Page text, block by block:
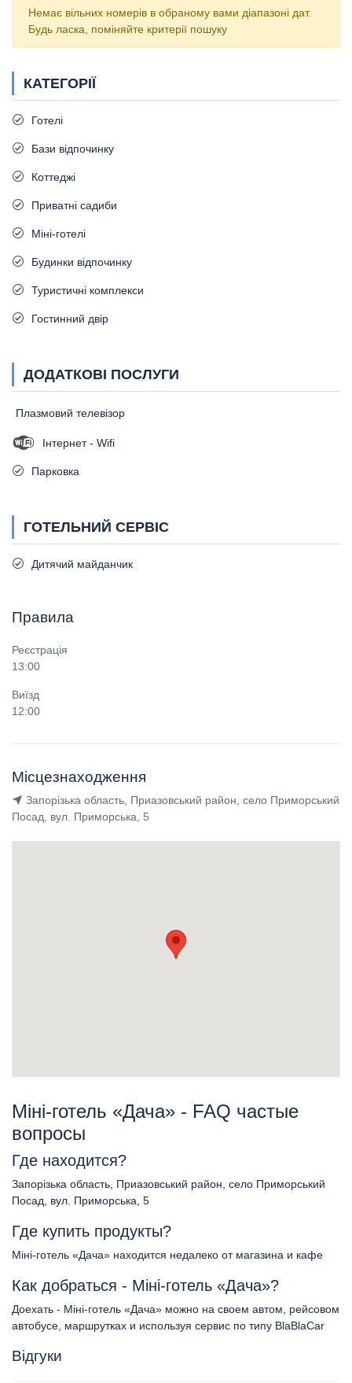
Немає вільних номерів в обраному вами діапазоні дат.
Будь ласка, поміняйте критерії пошуку
КАТЕГОРІЇ
Готелі
Бази відпочинку
Коттеджі
Приватні садиби
Міні-готелі
Будинки відпочинку
Туристичні комплекси
Гостинний двір
ДОДАТКОВІ ПОСЛУГИ
Плазмовий телевізор
Інтернет - Wifi
Парковка
ГОТЕЛЬНИЙ СЕРВІС
Дитячий майданчик
Правила
Реєстрація
13:00
Виїзд
12:00
Місцезнаходження
Запорізька область, Приазовський район, село Приморський
Посад, вул. Приморська, 5
Міні-готель «Дача» - FAQ частые
вопросы
Где находится?
Запорізька область, Приазовський район, село Приморський
Посад, вул. Приморська, 5
Где купить продукты?
Міні-готель «Дача» находится недалеко от магазина и кафе
Как добраться - Міні-готель «Дача»?
Доехать - Міні-готель «Дача» можно на своем автом, рейсовом
автобусе, маршрутках и используя сервис по типу BlaBlaCar
Відгуки